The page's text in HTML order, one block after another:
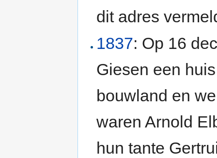
dit adres
1837: Op 16
Giesen een
bouwland en
waren Arnold
hun tante